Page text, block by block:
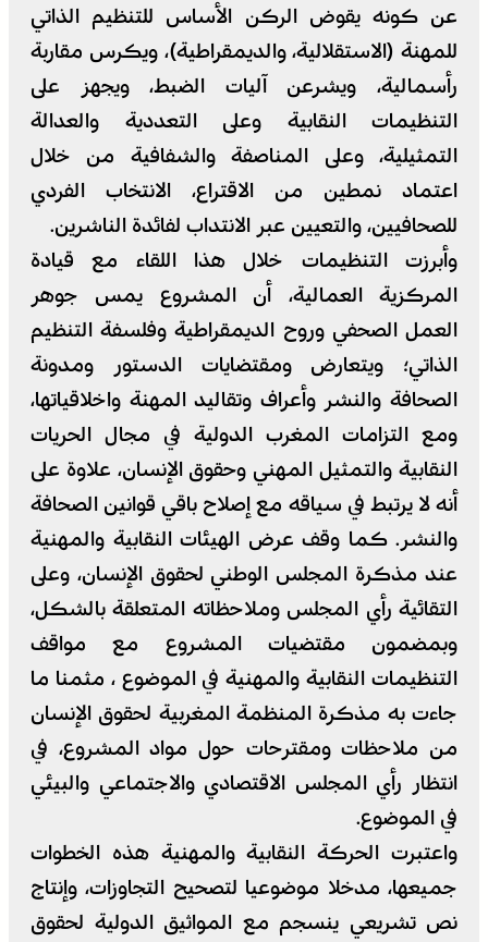
عن كونه يقوض الركن الأساس للتنظيم الذاتي
للمهنة (الاستقلالية، والديمقراطية)، ويكرس مقاربة
رأسمالية، ويشرعن آليات الضبط، ويجهز على
التنظيمات النقابية وعلى التعددية والعدالة
التمثيلية، وعلى المناصفة والشفافية من خلال
اعتماد نمطين من الاقتراع، الانتخاب الفردي
للصحافيين، والتعيين عبر الانتداب لفائدة الناشرين.
وأبرزت التنظيمات خلال هذا اللقاء مع قيادة
المركزية العمالية، أن المشروع يمس جوهر
العمل الصحفي وروح الديمقراطية وفلسفة التنظيم
الذاتي؛ ويتعارض ومقتضايات الدستور ومدونة
الصحافة والنشر وأعراف وتقاليد المهنة واخلاقياتها،
ومع التزامات المغرب الدولية في مجال الحريات
النقابية والتمثيل المهني وحقوق الإنسان، علاوة على
أنه لا يرتبط في سياقه مع إصلاح باقي قوانين الصحافة
والنشر. كما وقف عرض الهيئات النقابية والمهنية
عند مذكرة المجلس الوطني لحقوق الإنسان، وعلى
التقائية رأي المجلس وملاحظاته المتعلقة بالشكل،
وبمضمون مقتضيات المشروع مع مواقف
التنظيمات النقابية والمهنية في الموضوع ، مثمنا ما
جاءت به مذكرة المنظمة المغربية لحقوق الإنسان
من ملاحظات ومقترحات حول مواد المشروع، في
انتظار رأي المجلس الاقتصادي والاجتماعي والبيئي
في الموضوع.
واعتبرت الحركة النقابية والمهنية هذه الخطوات
جميعها، مدخلا موضوعيا لتصحيح التجاوزات، وإنتاج
نص تشريعي ينسجم مع المواثيق الدولية لحقوق